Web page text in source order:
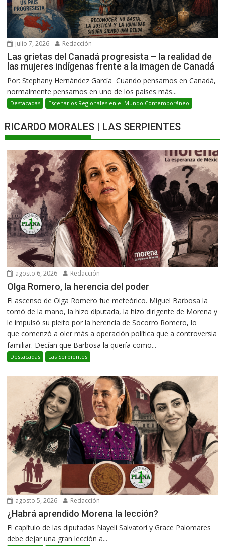
julio 7, 2026 Redacción
Las grietas del Canadá progresista – la realidad de
las mujeres indígenas frente a la imagen de Canadá
Por: Stephany Hernàndez García Cuando pensamos en Canadá,
normalmente pensamos en uno de los países más...
Destacadas Escenarios Regionales en el Mundo Contemporáneo
RICARDO MORALES | LAS SERPIENTES
agosto 6, 2026 Redacción
Olga Romero, la herencia del poder
El ascenso de Olga Romero fue meteórico. Miguel Barbosa la
tomó de la mano, la hizo diputada, la hizo dirigente de Morena y
le impulsó su pleito por la herencia de Socorro Romero, lo
que comenzó a oler más a operación política que a controversia
familiar. Decían que Barbosa la quería como...
Destacadas Las Serpientes
agosto 5, 2026 Redacción
¿Habrá aprendido Morena la lección?
El capítulo de las diputadas Nayeli Salvatori y Grace Palomares
debe dejar una gran lección a...